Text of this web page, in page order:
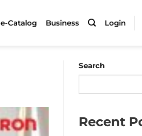
e-Catalog Business Login
Search
Recent